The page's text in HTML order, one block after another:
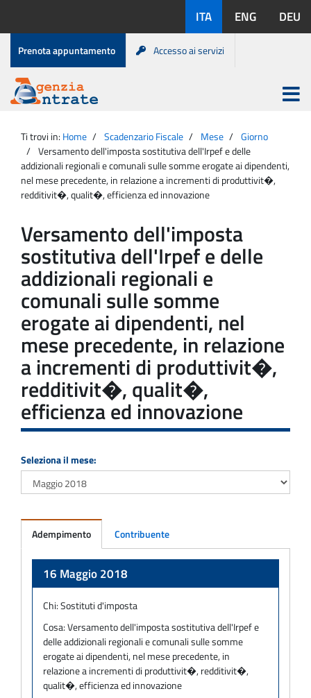
contenuto
disponibili:
ITA ENG DEU
Menu
di
servizio
Prenota appuntamento Accesso ai servizi
Agenzia
Entrate
Apri
menu
principale
Ti trovi in: Home Scadenzario Fiscale Mese
Giorno
Versamento dell'imposta sostitutiva dell'Irpef e delle
addizionali regionali e comunali sulle somme erogate ai dipendenti,
nel mese precedente, in relazione a incrementi di produttivit�,
redditivit�, qualit�, efficienza ed innovazione
Versamento dell'imposta
sostitutiva dell'Irpef e delle
addizionali regionali e
comunali sulle somme
erogate ai dipendenti, nel
mese precedente, in relazione
a incrementi di produttivit�,
redditivit�, qualit�,
efficienza ed innovazione
Seleziona il mese:
Adempimento Contribuente
16 Maggio 2018
Chi:Sostituti d'imposta
Cosa:Versamento dell'imposta sostitutiva dell'Irpef e
delle addizionali regionali e comunali sulle somme
erogate ai dipendenti, nel mese precedente, in
relazione a incrementi di produttivit�, redditivit�,
qualit�, efficienza ed innovazione